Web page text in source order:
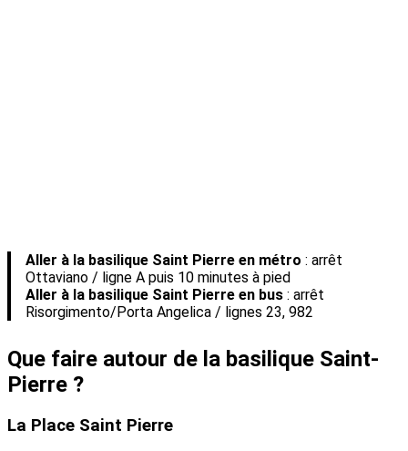
Aller à la basilique Saint Pierre en métro : arrêt
Ottaviano / ligne A puis 10 minutes à pied
Aller à la basilique Saint Pierre en bus : arrêt
Risorgimento/Porta Angelica / lignes 23, 982
Que faire autour de la basilique Saint-
Pierre ?
La Place Saint Pierre